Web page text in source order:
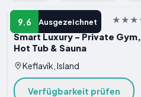
9.6 Ausgezeichnet
FERIENWOHNUNG
Smart Luxury - Private Gym,
Hot Tub & Sauna
Keflavík, Island
Verfügbarkeit prüfen